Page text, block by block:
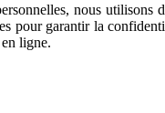
nous
pour garantir la
ligne.